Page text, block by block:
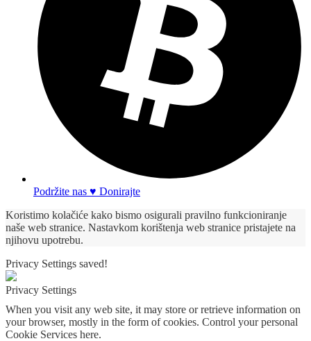
Podržite nas ♥ Donirajte
Koristimo kolačiće kako bismo osigurali pravilno funkcioniranje
naše web stranice. Nastavkom korištenja web stranice pristajete na
njihovu upotrebu.
Privacy Settings saved!
Privacy Settings
When you visit any web site, it may store or retrieve information on
your browser, mostly in the form of cookies. Control your personal
Cookie Services here.